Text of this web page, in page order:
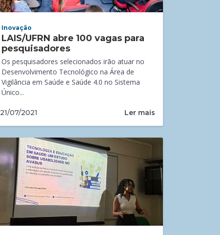
Inovação
LAIS/UFRN abre 100 vagas para
pesquisadores
Os pesquisadores selecionados irão atuar no
Desenvolvimento Tecnológico na Área de
Vigilância em Saúde e Saúde 4.0 no Sistema
Único...
21/07/2021 Ler mais